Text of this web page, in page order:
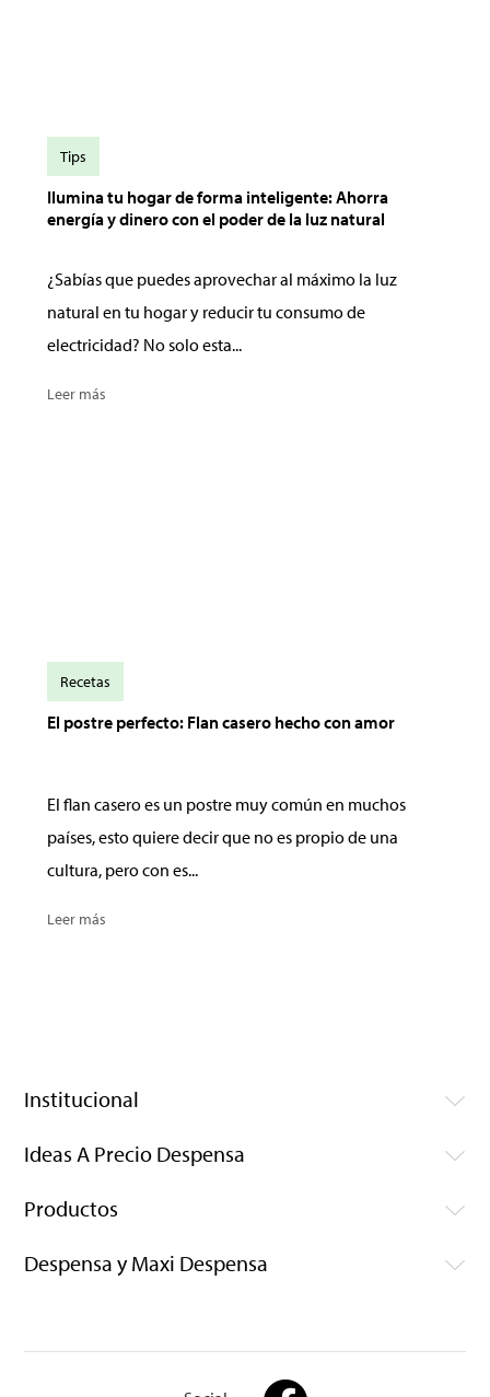
Ilumina tu hogar de forma inteligente: Ahorra
energía y dinero con el poder de la luz natural
¿Sabías que puedes aprovechar al máximo la luz
natural en tu hogar y reducir tu consumo de
electricidad? No solo esta...
Leer más
Tips
El postre perfecto: Flan casero hecho con amor
El flan casero es un postre muy común en muchos
países, esto quiere decir que no es propio de una
cultura, pero con es...
Leer más
Recetas
Institucional
Ideas A Precio Despensa
Productos
Despensa y Maxi Despensa